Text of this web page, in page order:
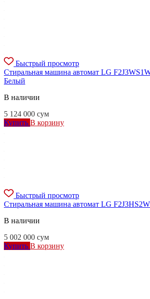
Быстрый просмотр
Стиральная машина автомат LG
Белый
В наличии
5 124 000 сум
Купить В корзину
Быстрый просмотр
Стиральная машина автомат LG
В наличии
5 002 000 сум
Купить В корзину